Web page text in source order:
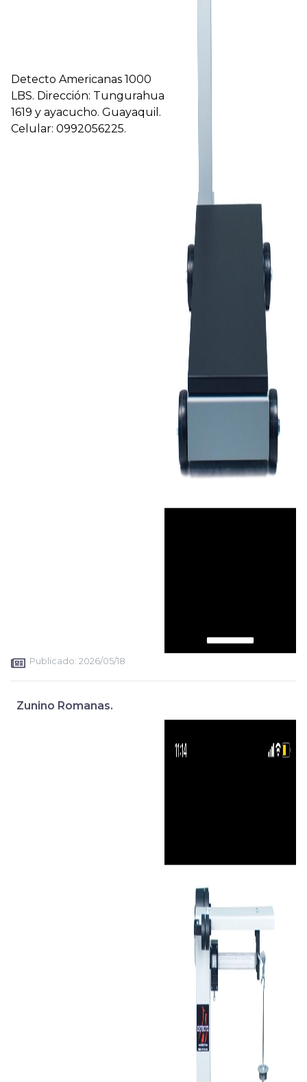
Detecto Americanas 1000
LBS. Dirección: Tungurahua
1619 y ayacucho. Guayaquil.
Celular: 0992056225.
Publicado: 2026/05/18
Zunino Romanas.